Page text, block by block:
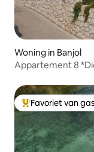
Woning in Banjol
Appartement 8
Topfavoriet van
Favoriet van